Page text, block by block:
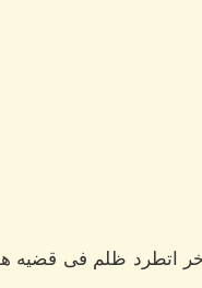
اتطرد ظلم فى قضيه